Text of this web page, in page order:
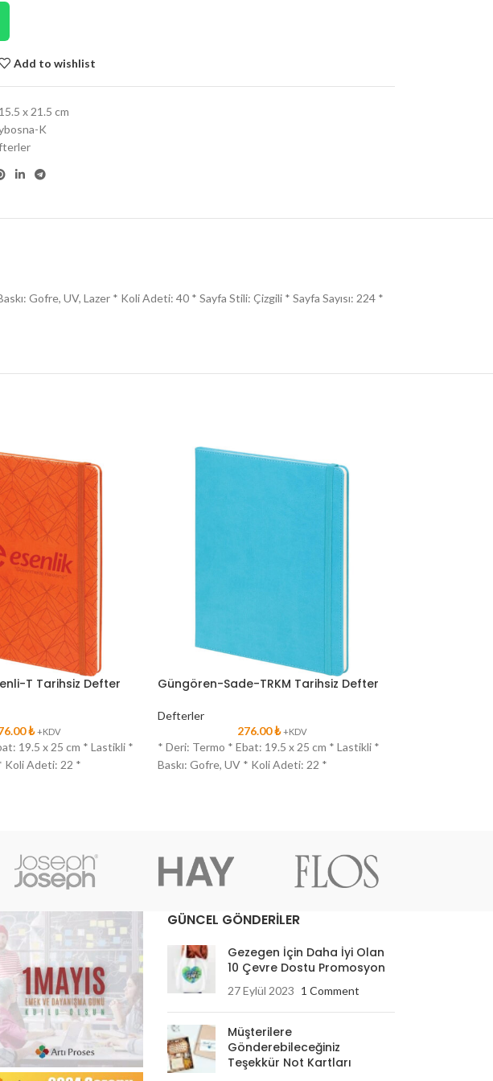
Add to wishlist
15.5 x 21.5 cm
K
Gofre, UV, Lazer * Koli Adeti: 40 * Sayfa Stili: Çizgili * Sayfa Sayısı: 224 *
T Tarihsiz Defter
₺ +KDV
19.5 x 25 cm * Lastikli *
Koli Adeti: 22 *
Güngören-Sade-TRKM Tarihsiz Defter
Defterler
276.00₺ +KDV
* Deri: Termo * Ebat: 19.5 x 25 cm * Lastikli *
Baskı: Gofre, UV * Koli Adeti: 22 *
GÜNCEL GÖNDERİLER
Gezegen İçin Daha İyi Olan
10 Çevre Dostu Promosyon
27 Eylül 2023 1 Comment
Müşterilere
Gönderebileceğiniz
Teşekkür Not Kartları